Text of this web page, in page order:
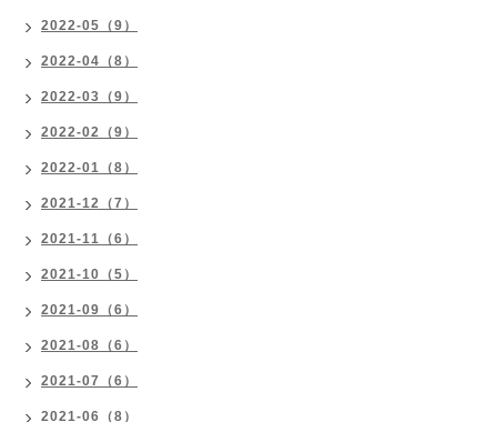
2022-05（9）
2022-04（8）
2022-03（9）
2022-02（9）
2022-01（8）
2021-12（7）
2021-11（6）
2021-10（5）
2021-09（6）
2021-08（6）
2021-07（6）
2021-06（8）